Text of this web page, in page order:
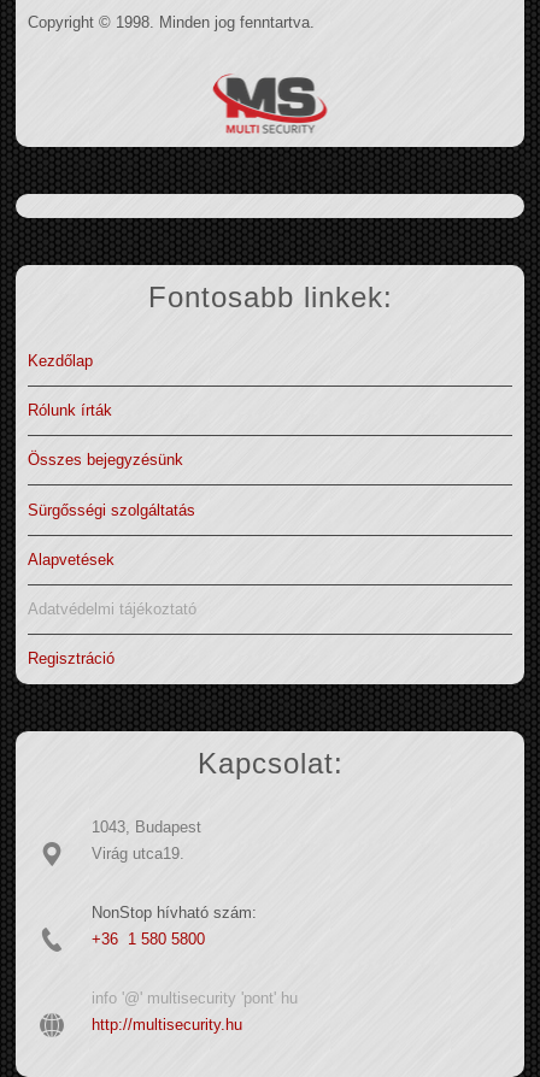
Copyright © 1998. Minden jog fenntartva.
Fontosabb linkek:
Kezdőlap
Rólunk írták
Összes bejegyzésünk
Sürgősségi szolgáltatás
Alapvetések
Adatvédelmi tájékoztató
Regisztráció
Kapcsolat:
1043, Budapest
Virág utca19.
NonStop hívható szám:
+36 1 580 5800
info '@' multisecurity 'pont' hu
http://multisecurity.hu